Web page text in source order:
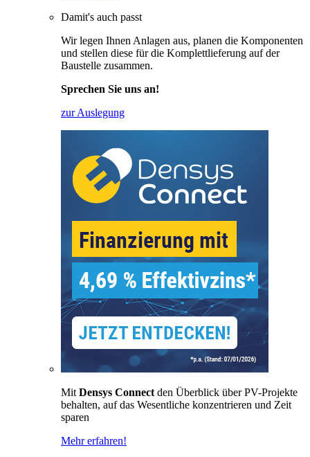
Damit's auch passt
Wir legen Ihnen Anlagen aus, planen die Komponenten
und stellen diese für die Komplettlieferung auf der
Baustelle zusammen.
Sprechen Sie uns an!
zur Auslegung
Mit Densys Connect den Überblick über PV-Projekte
behalten, auf das Wesentliche konzentrieren und Zeit
sparen
Mehr erfahren!